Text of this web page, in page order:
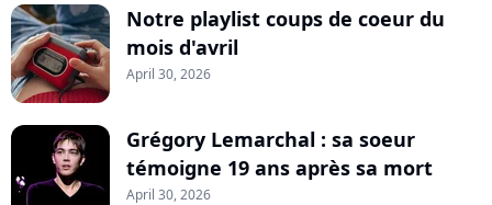
Notre playlist coups de coeur du
mois d'avril
April 30, 2026
Grégory Lemarchal : sa soeur
témoigne 19 ans après sa mort
April 30, 2026